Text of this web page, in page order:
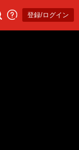
登録/ログイン